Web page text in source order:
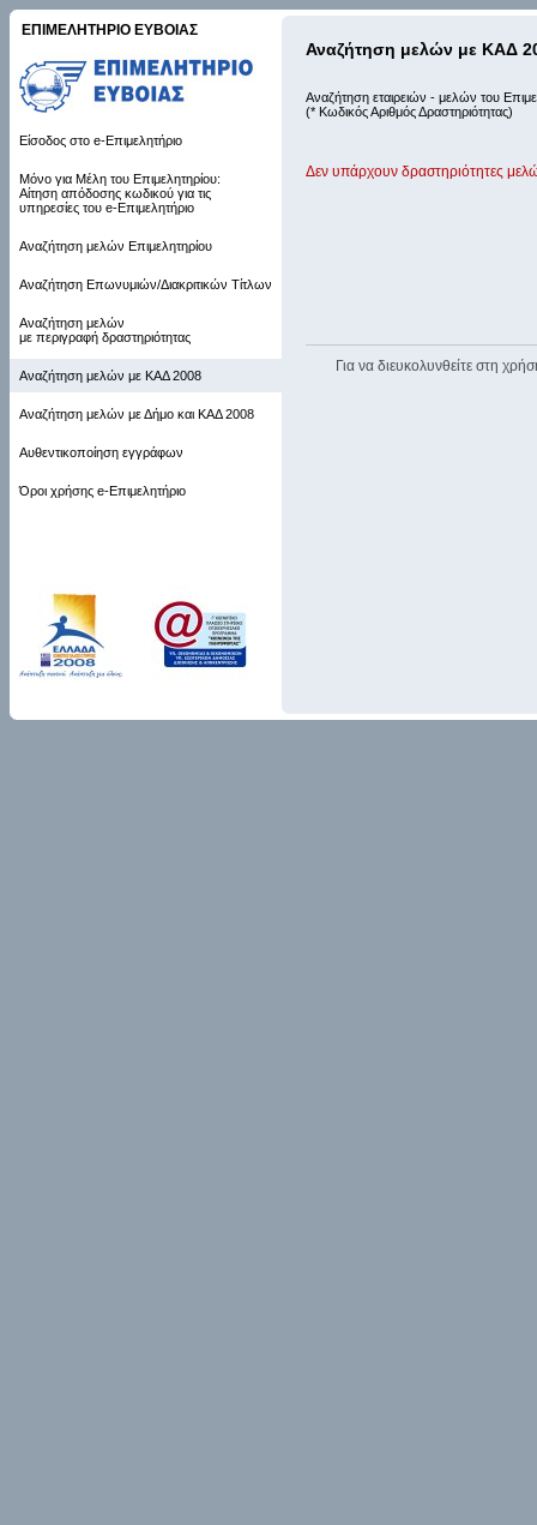
ΕΠΙΜΕΛΗΤΗΡΙΟ ΕΥΒΟΙΑΣ
Είσοδος στο e-Επιμελητήριο
Μόνο για Μέλη του Επιμελητηρίου:
Αίτηση απόδοσης κωδικού για τις
υπηρεσίες του e-Επιμελητήριο
Αναζήτηση μελών Επιμελητηρίου
Αναζήτηση Επωνυμιών/Διακριτικών Τίτλων
Αναζήτηση μελών
με περιγραφή δραστηριότητας
Αναζήτηση μελών με ΚΑΔ 2008
Αναζήτηση μελών με Δήμο και ΚΑΔ 2008
Αυθεντικοποίηση εγγράφων
Όροι χρήσης e-Επιμελητήριο
Αναζήτηση μελών με ΚΑΔ
Αναζήτηση εταιρειών - μελών του
(* Κωδικός Αριθμός Δραστηριότητας)
Δεν υπάρχουν δραστηριότητες
Για να διευκολυνθείτε στη